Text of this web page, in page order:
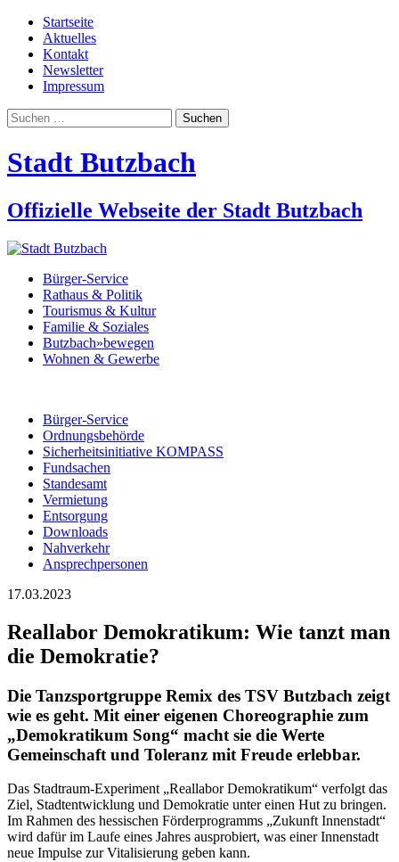
Startseite
Aktuelles
Kontakt
Newsletter
Impressum
Suchen
nach:
Stadt Butzbach
Offizielle Webseite der Stadt Butzbach
Bürger-Service
Rathaus & Politik
Tourismus & Kultur
Familie & Soziales
Butzbach»bewegen
Wohnen & Gewerbe
Bürger-Service
Ordnungsbehörde
Sicherheitsinitiative KOMPASS
Fundsachen
Standesamt
Vermietung
Entsorgung
Downloads
Nahverkehr
Ansprechpersonen
17.03.2023
Reallabor Demokratikum: Wie tanzt man
die Demokratie?
Die Tanzsportgruppe Remix des TSV Butzbach zeigt
wie es geht. Mit einer eigenen Choreographie zum
„Demokratikum Song“ macht sie die Werte
Gemeinschaft und Toleranz mit Freude erlebbar.
Das Stadtraum-Experiment „Reallabor Demokratikum“ verfolgt das
Ziel, Stadtentwicklung und Demokratie unter einen Hut zu bringen.
Im Rahmen des hessischen Förderprogramms „Zukunft Innenstadt“
wird dafür im Laufe eines Jahres ausprobiert, was einer Innenstadt
neue Impulse zur Vitalisierung geben kann.